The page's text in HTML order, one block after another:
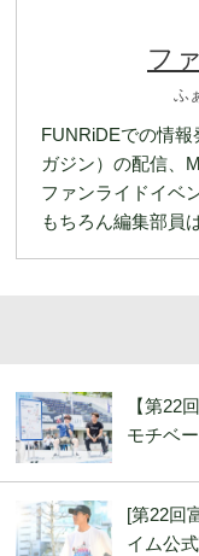
フ
ふ
FUNRiDEでの情
ガジン）の配信、
ファンライドイベ
もちろん編集部員
【第22
モチベ
[第22回
イム公